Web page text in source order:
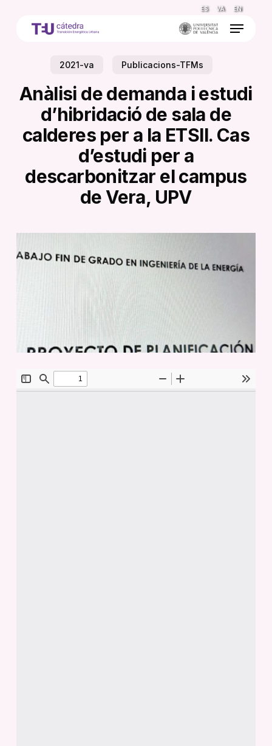
ES VA EN
Menu
2021-va Publicacions-TFMs
Anàlisi de demanda i estudi
d’hibridació de sala de
calderes per a la ETSII. Cas
d’estudi per a
descarbonitzar el campus
de Vera, UPV